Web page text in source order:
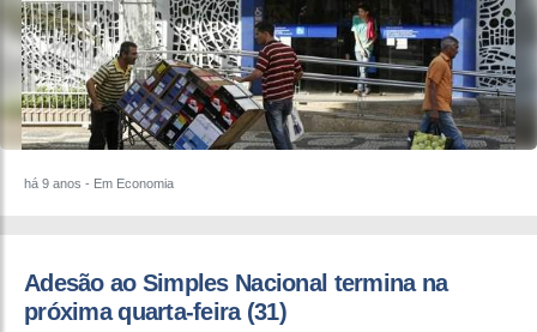
há 9 anos - Em Economia
Adesão ao Simples Nacional termina na
próxima quarta-feira (31)